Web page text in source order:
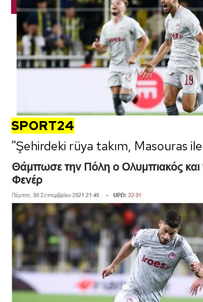
reklam/pazarlama faaliyetlerinin
sınırlı olarak açık rızanız dahilinde
Çerezlere ilişkin tercihlerinizi aşağıda
vasıtasıyla belirleyebilirsiniz.
için Ayarlar butonuna tıklayabilir,
ziyaret edebilirsiniz.
6698 sayılı Kişisel Verilerin Korunması
hazırlanmış Aydınlatma Metnimizi
ilgili mevzuata uygun olarak kullanılan
almak için lütfen
SPORT24
"Şehirdeki rüya takım, Masouras